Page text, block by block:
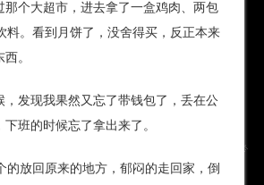
那个大超市，进去拿了一盒鸡肉、两包
料。看到月饼了，没舍得买，反正本来
。
，发现我果然又忘了带钱包了，丢在公
班的时候忘了拿出来了。
的放回原来的地方，郁闷的走回家，倒